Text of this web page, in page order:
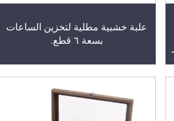
علبة خشبية مطلية لتخزين الساعات
بسعة ٦ قطع.